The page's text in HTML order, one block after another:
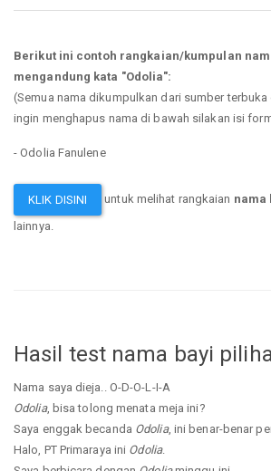
Berikut ini contoh rangkaian/kumpulan
mengandung kata "Odolia":
(Semua nama dikumpulkan dari sumber
ingin menghapus nama di bawah silakan isi
- Odolia Fanulene
KLIK DISINI untuk melihat rangkaian nama
lainnya.
Hasil test nama bayi
Nama saya dieja.. O-D-O-L-I-A
Odolia, bisa tolong menata meja ini?
Saya enggak becanda Odolia, ini benar-benar
Halo, PT Primaraya ini Odolia.